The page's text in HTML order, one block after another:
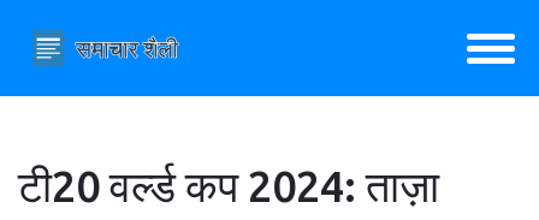
टी20 वर्ल्ड कप 2024: ताज़ा